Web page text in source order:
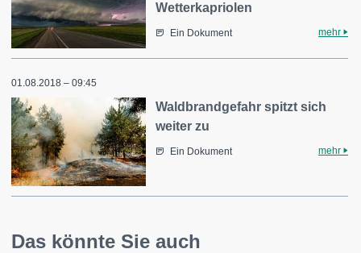
Wetterkapriolen
Ein Dokument mehr
01.08.2018 – 09:45
Waldbrandgefahr spitzt sich
weiter zu
Ein Dokument mehr
Das könnte Sie auch